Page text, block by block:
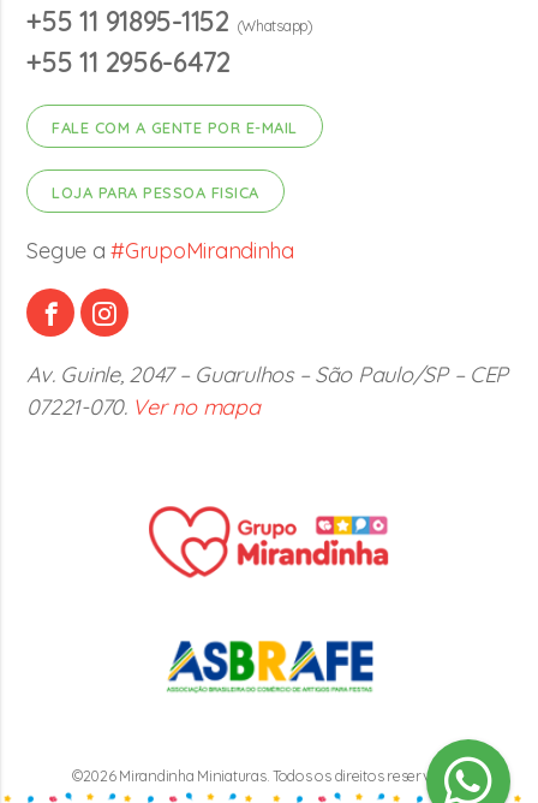
+55 11 91895-1152 (Whatsapp)
+55 11 2956-6472
FALE COM A GENTE POR E-MAIL
LOJA PARA PESSOA FISICA
Segue a#GrupoMirandinha
Av. Guinle, 2047 – Guarulhos – São Paulo/SP – CEP
07221-070. Ver no mapa
©2026 Mirandinha Miniaturas. Todos os direitos reservados.